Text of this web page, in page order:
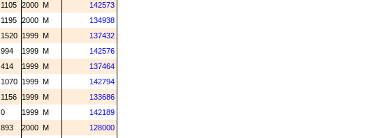
1105 2000 M
142573
1195 2000 M
134938
1520 1999 M
137432
994 1999 M
142576
414 1999 M
137464
1070 1999 M
142794
1156 1999 M
133686
0 1999 M
142189
893 2000 M
128000